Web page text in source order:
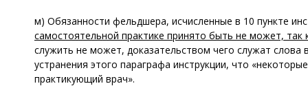
м) Обязанности фельдшера, исчисленные в 10 пункте
самостоятельной практике принято быть не может, так
служить не может, доказательством чего служат
устранения этого параграфа инструкции, что
практикующий врач».